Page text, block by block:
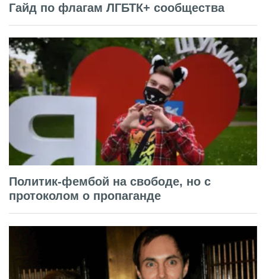
Гайд по флагам ЛГБТК+ сообщества
Политик-фембой на свободе, но с
протоколом о пропаганде